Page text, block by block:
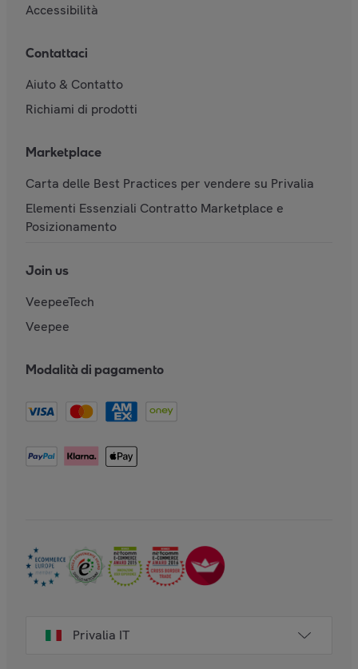
Accessibilità
Contattaci
Aiuto & Contatto
Richiami di prodotti
Marketplace
Carta delle Best Practices per vendere su Privalia
Elementi Essenziali Contratto Marketplace e
Posizionamento
Join us
VeepeeTech
Veepee
Modalità di pagamento
Privalia IT